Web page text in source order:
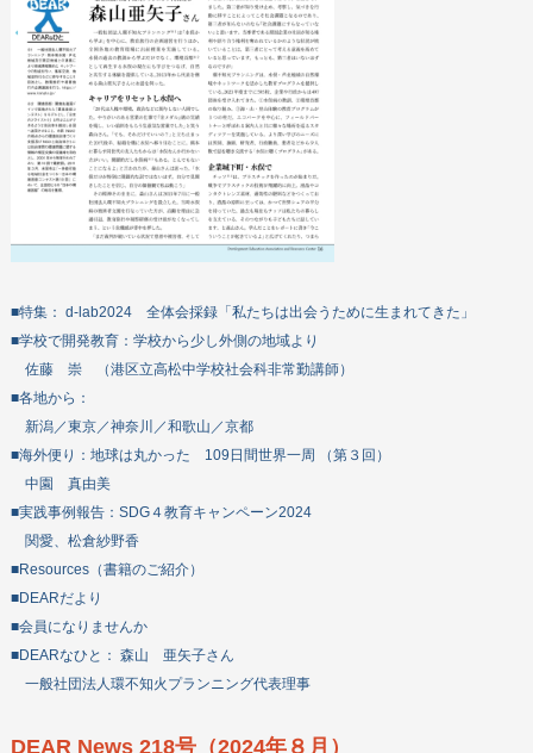
■特集： d-lab2024 全体会採録「私たちは出会うために生まれてきた」
■学校で開発教育：学校から少し外側の地域より
佐藤 崇 （港区立高松中学校社会科非常勤講師）
■各地から：
新潟／東京／神奈川／和歌山／京都
■海外便り：地球は丸かった 109日間世界一周 （第３回）
中園 真由美
■実践事例報告：SDG４教育キャンペーン2024
関愛、松倉紗野香
■Resources（書籍のご紹介）
■DEARだより
■会員になりませんか
■DEARなひと： 森山 亜矢子さん
一般社団法人環不知火プランニング代表理事
DEAR News 218号（2024年８月）